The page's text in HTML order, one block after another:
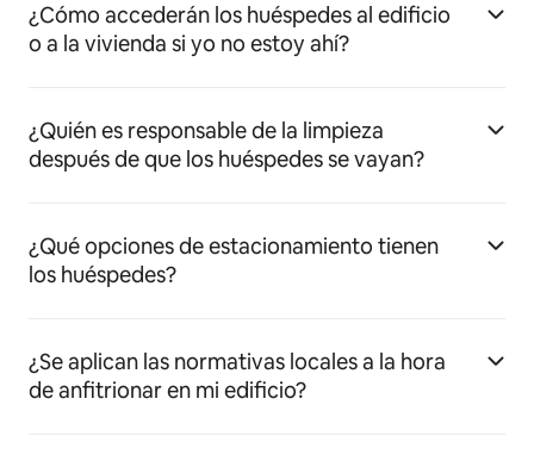
¿Cómo accederán los huéspedes al edificio
o a la vivienda si yo no estoy ahí?
¿Quién es responsable de la limpieza
después de que los huéspedes se vayan?
¿Qué opciones de estacionamiento tienen
los huéspedes?
¿Se aplican las normativas locales a la hora
de anfitrionar en mi edificio?